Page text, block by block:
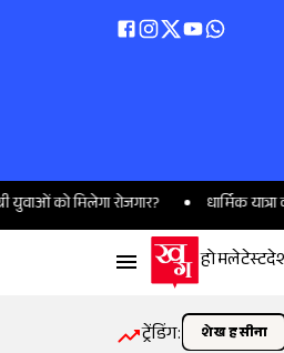
मिलेगा रोजगार? धार्मिक यात्रा कराएगी
होमलेटेस्ट
ट्रेंडिंग: शेख हसीना